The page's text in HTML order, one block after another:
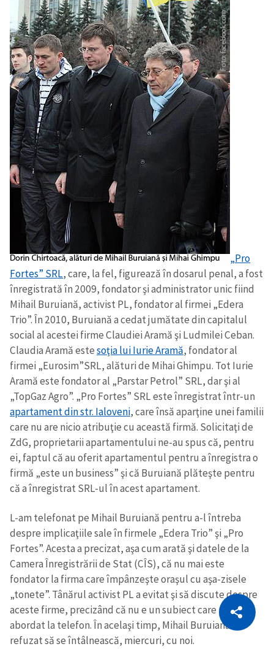
Copiază Link
„Pro
Fortes” SRL, care, la fel, figurează în dosarul penal, a fost
înregistrată în 2009, fondator şi administrator unic fiind
Mihail Buruiană, activist PL, fondator al firmei „Edera
Trio”. În 2010, Buruiană a cedat jumătate din capitalul
social al acestei firme Claudiei Aramă şi Ludmilei Ceban.
Claudia Aramă estesoţia lui Iurie Aramă, fondator al
firmei „Eurosim”SRL, alături de Mihai Ghimpu. Tot Iurie
Aramă este fondator al „Parstar Petrol” SRL, dar şi al
„TopGaz Agro”. „Pro Fortes” SRL este înregistrat într-un
apartament din str. Ialoveni, care însă aparţine unei familii
care nu are nicio atribuţie cu această firmă. Solicitaţi de
ZdG, proprietarii apartamentului ne-au spus că, pentru
ei, faptul că au oferit apartamentul pentru a înregistra o
firmă „este un business” şi că Buruiană plăteşte pentru
că a înregistrat SRL-ul în acest apartament.
L-am telefonat pe Mihail Buruiană pentru a-l întreba
despre implicaţiile sale în firmele „Edera Trio” şi „Pro
Fortes”. Acesta a precizat, aşa cum arată şi datele de la
Camera Înregistrării de Stat (CÎS), că nu mai este
fondator la firma care împânzeşte oraşul cu aşa-zisele
„tonete”. Tânărul activist PL a evitat şi să discute despre
aceste firme, precizând că nu e un subiect care poate fi
abordat la telefon. În acelaşi timp, Mihail Buruiană a
refuzat să se întâlnească, miercuri, cu noi.
CITEȘTE